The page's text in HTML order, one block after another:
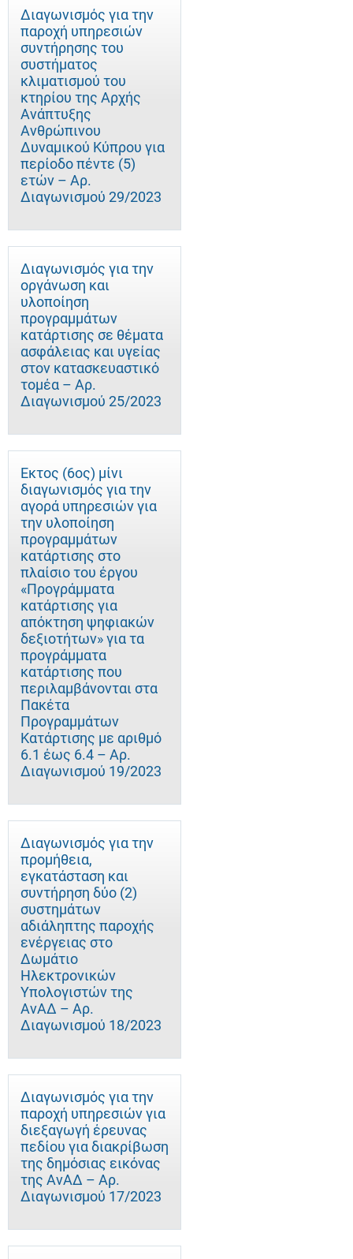
Διαγωνισμός για την
παροχή υπηρεσιών
συντήρησης του
συστήματος
κλιματισμού του
κτηρίου της Αρχής
Ανάπτυξης
Ανθρώπινου
Δυναμικού Κύπρου για
περίοδο πέντε (5)
ετών – Αρ.
Διαγωνισμού 29/2023
Διαγωνισμός για την
οργάνωση και
υλοποίηση
προγραμμάτων
κατάρτισης σε θέματα
ασφάλειας και υγείας
στον κατασκευαστικό
τομέα – Αρ.
Διαγωνισμού 25/2023
Έκτος (6ος) μίνι
διαγωνισμός για την
αγορά υπηρεσιών για
την υλοποίηση
προγραμμάτων
κατάρτισης στο
πλαίσιο του έργου
«Προγράμματα
κατάρτισης για
απόκτηση ψηφιακών
δεξιοτήτων» για τα
προγράμματα
κατάρτισης που
περιλαμβάνονται στα
Πακέτα
Προγραμμάτων
Κατάρτισης με αριθμό
6.1 έως 6.4 – Αρ.
Διαγωνισμού 19/2023
Διαγωνισμός για την
προμήθεια,
εγκατάσταση και
συντήρηση δύο (2)
συστημάτων
αδιάληπτης παροχής
ενέργειας στο
Δωμάτιο
Ηλεκτρονικών
Υπολογιστών της
ΑνΑΔ – Αρ.
Διαγωνισμού 18/2023
Διαγωνισμός για την
παροχή υπηρεσιών για
διεξαγωγή έρευνας
πεδίου για διακρίβωση
της δημόσιας εικόνας
της ΑνΑΔ – Αρ.
Διαγωνισμού 17/2023